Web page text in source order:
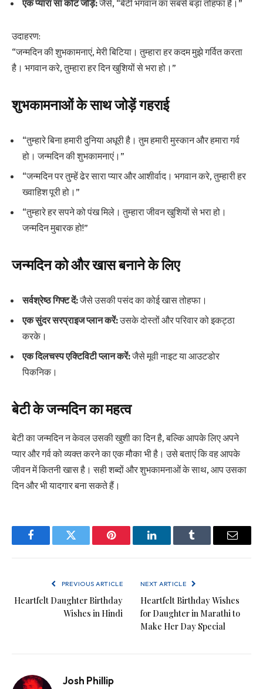
एक प्यारा सा कोट जोड़ें:जैसे, “बेटी भगवान का सबसे बड़ा तोहफा है।”
उदाहरण:
“जन्मदिन की शुभकामनाएं, मेरी बिटिया। तुम्हारा हर कदम मुझे गर्वित करता
है। भगवान करे, तुम्हारा हर दिन खुशियों से भरा हो।”
शुभकामनाओं के साथ जोड़ें गहराई
“तुम्हारे बिना हमारी दुनिया अधूरी है। तुम हमारी मुस्कान और हमारा गर्व
हो। जन्मदिन की शुभकामनाएं।”
“जन्मदिन पर तुम्हें ढेर सारा प्यार और आशीर्वाद। भगवान करे, तुम्हारी हर
ख्वाहिश पूरी हो।”
“तुम्हारे हर सपने को पंख मिले। तुम्हारा जीवन खुशियों से भरा हो।
जन्मदिन मुबारक हो!”
जन्मदिन को और खास बनाने के लिए
सर्वश्रेष्ठ गिफ्ट दें:जैसे उसकी पसंद का कोई खास तोहफा।
एक सुंदर सरप्राइज प्लान करें:उसके दोस्तों और परिवार को इकट्ठा
करके।
एक दिलचस्प एक्टिविटी प्लान करें:जैसे मूवी नाइट या आउटडोर
पिकनिक।
बेटी के जन्मदिन का महत्व
बेटी का जन्मदिन न केवल उसकी खुशी का दिन है, बल्कि आपके लिए अपने
प्यार और गर्व को व्यक्त करने का एक मौका भी है। उसे बताएं कि वह आपके
जीवन में कितनी खास है। सही शब्दों और शुभकामनाओं के साथ, आप उसका
दिन और भी यादगार बना सकते हैं।
FacebookTwitter Pinterest LinkedInTumblr Email
PREVIOUS ARTICLE
Heartfelt Daughter Birthday
Wishes in Hindi
NEXT ARTICLE
Heartfelt Birthday Wishes
for Daughter in Marathi to
Make Her Day Special
Josh Phillip